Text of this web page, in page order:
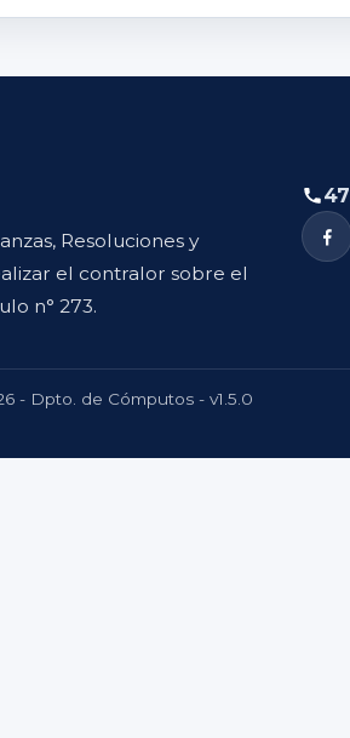
Resoluciones y
el contralor sobre el
n° 273.
- Dpto. de Cómputos - v1.5.0